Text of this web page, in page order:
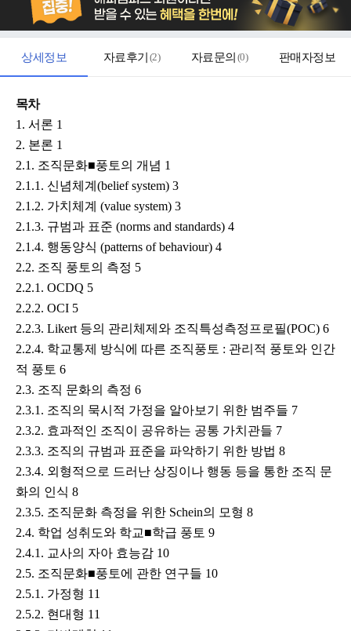
상세정보 자료후기 (2) 자료문의 (0) 판매자정보
목차
1. 서론 1
2. 본론 1
2.1. 조직문화■풍토의 개념 1
2.1.1. 신념체계(belief system) 3
2.1.2. 가치체계 (value system) 3
2.1.3. 규범과 표준 (norms and standards) 4
2.1.4. 행동양식 (patterns of behaviour) 4
2.2. 조직 풍토의 측정 5
2.2.1. OCDQ 5
2.2.2. OCI 5
2.2.3. Likert 등의 관리체제와 조직특성측정프로필(POC) 6
2.2.4. 학교통제 방식에 따른 조직풍토 : 관리적 풍토와 인간
적 풍토 6
2.3. 조직 문화의 측정 6
2.3.1. 조직의 묵시적 가정을 알아보기 위한 범주들 7
2.3.2. 효과적인 조직이 공유하는 공통 가치관들 7
2.3.3. 조직의 규범과 표준을 파악하기 위한 방법 8
2.3.4. 외형적으로 드러난 상징이나 행동 등을 통한 조직 문
화의 인식 8
2.3.5. 조직문화 측정을 위한 Schein의 모형 8
2.4. 학업 성취도와 학교■학급 풍토 9
2.4.1. 교사의 자아 효능감 10
2.5. 조직문화■풍토에 관한 연구들 10
2.5.1. 가정형 11
2.5.2. 현대형 11